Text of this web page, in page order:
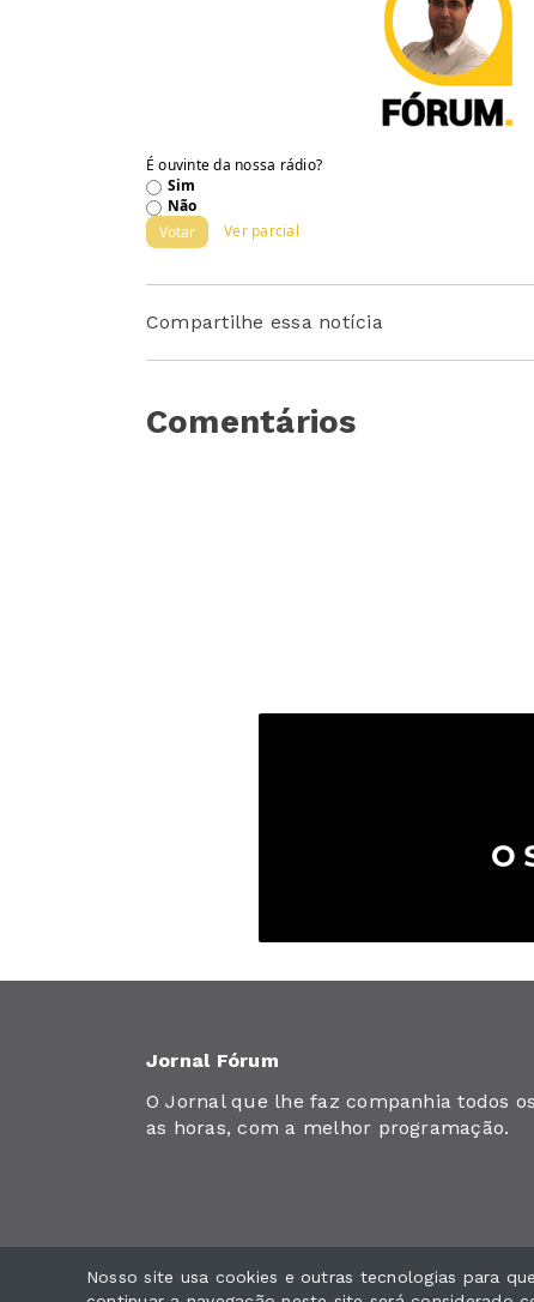
É ouvinte da nossa rádio?
Sim
Não
Votar
Ver parcial
Compartilhe essa notícia
Comentários
Jornal Fórum
O Jornal que lhe faz companhia todos
as horas, com a melhor programação.
Jornal Fórum. Todos os direitos reservados.
Nosso site usa cookies e outras tecnologias para